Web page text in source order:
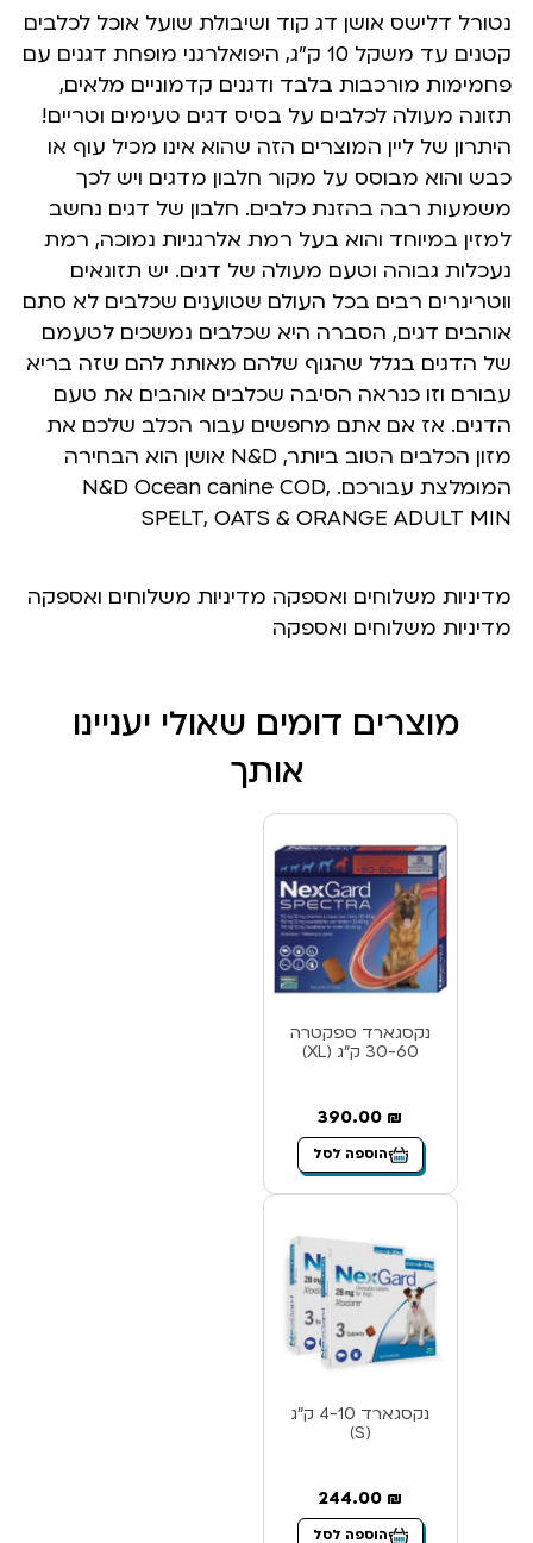
נטורל דלישס אושן דג קוד ושיבולת שועל אוכל לכלבים
קטנים עד משקל 10 ק”ג, היפואלרגני מופחת דגנים עם
פחמימות מורכבות בלבד ודגנים קדמוניים מלאים,
תזונה מעולה לכלבים על בסיס דגים טעימים וטריים!
היתרון של ליין המוצרים הזה שהוא אינו מכיל עוף או
כבש והוא מבוסס על מקור חלבון מדגים ויש לכך
משמעות רבה בהזנת כלבים. חלבון של דגים נחשב
למזין במיוחד והוא בעל רמת אלרגניות נמוכה, רמת
נעכלות גבוהה וטעם מעולה של דגים. יש תזונאים
ווטרינרים רבים בכל העולם שטוענים שכלבים לא סתם
אוהבים דגים, הסברה היא שכלבים נמשכים לטעמם
של הדגים בגלל שהגוף שלהם מאותת להם שזה בריא
עבורם וזו כנראה הסיבה שכלבים אוהבים את טעם
הדגים. אז אם אתם מחפשים עבור הכלב שלכם את
מזון הכלבים הטוב ביותר, N&D אושן הוא הבחירה
המומלצת עבורכם. N&D Ocean canine COD,
SPELT, OATS & ORANGE ADULT MIN
מדיניות משלוחים ואספקה מדיניות משלוחים ואספקה
מדיניות משלוחים ואספקה
מוצרים דומים שאולי יעניינו
אותך
נקסגארד ספקטרה
30-60 ק”ג (XL)
390.00 ₪
הוספה לסל
נקסגארד 4-10 ק”ג
(S)
244.00 ₪
הוספה לסל